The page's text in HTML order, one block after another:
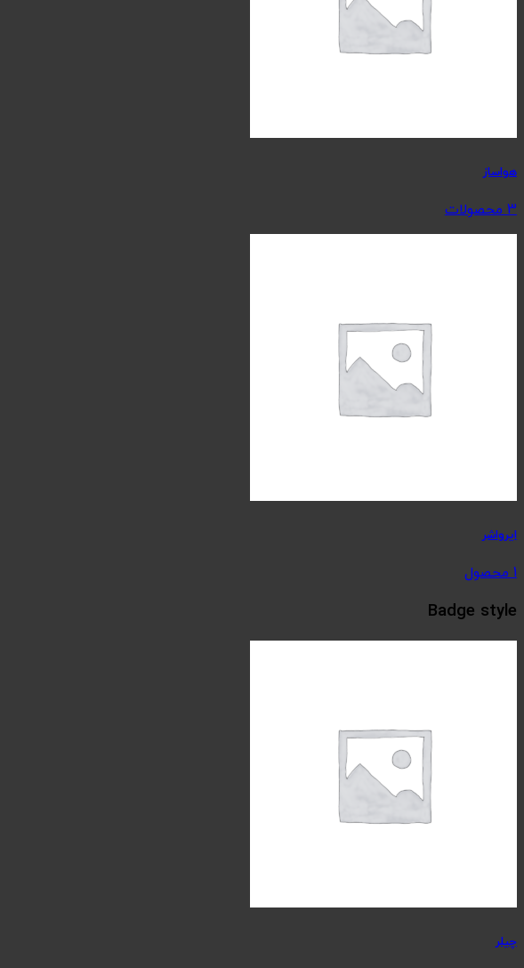
هواساز
3 محصولات
ایرواشر
1 محصول
Badge style
چیلر